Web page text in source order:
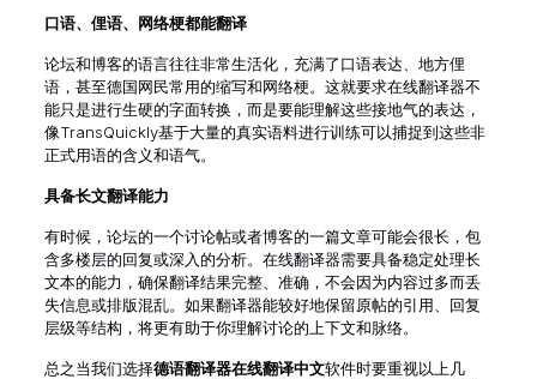
口语、俚语、网络梗都能翻译
论坛和博客的语言往往非常生活化，充满了口语表达、地方俚
语，甚至德国网民常用的缩写和网络梗。这就要求在线翻译器不
能只是进行生硬的字面转换，而是要能理解这些接地气的表达，
像TransQuickly基于大量的真实语料进行训练可以捕捉到这些非
正式用语的含义和语气。
具备长文翻译能力
有时候，论坛的一个讨论帖或者博客的一篇文章可能会很长，包
含多楼层的回复或深入的分析。在线翻译器需要具备稳定处理长
文本的能力，确保翻译结果完整、准确，不会因为内容过多而丢
失信息或排版混乱。如果翻译器能较好地保留原帖的引用、回复
层级等结构，将更有助于你理解讨论的上下文和脉络。
总之当我们选择德语翻译器在线翻译中文软件时要重视以上几